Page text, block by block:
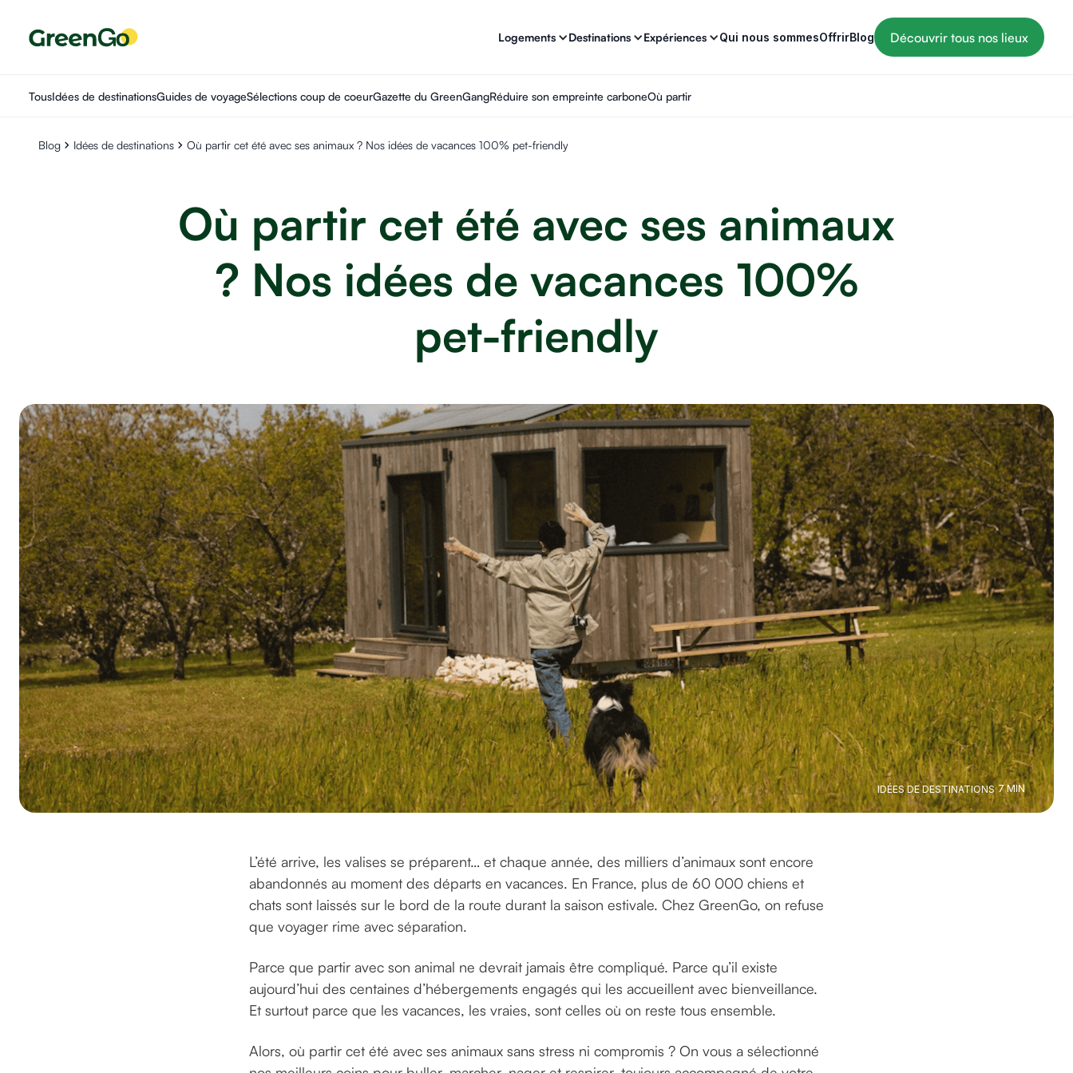
Logements Destinations Expériences Qui nous sommesOffrirBlog Découvrir tous nos lieux
TousIdées de destinationsGuides de voyageSélections coup de coeurGazette du GreenGangRéduire son empreinte carboneOù partir
Blog Idées de destinations Où partir cet été avec ses animaux ? Nos idées de vacances 100% pet-friendly
Où partir cet été avec ses animaux
? Nos idées de vacances 100%
pet-friendly
IDÉES DE DESTINATIONS 7 MIN
L’été arrive, les valises se préparent… et chaque année, des milliers d’animaux sont encore
abandonnés au moment des départs en vacances. En France, plus de 60 000 chiens et
chats sont laissés sur le bord de la route durant la saison estivale. Chez GreenGo, on refuse
que voyager rime avec séparation.
Parce que partir avec son animal ne devrait jamais être compliqué. Parce qu’il existe
aujourd’hui des centaines d’hébergements engagés qui les accueillent avec bienveillance.
Et surtout parce que les vacances, les vraies, sont celles où on reste tous ensemble.
Alors, où partir cet été avec ses animaux sans stress ni compromis ? On vous a sélectionné